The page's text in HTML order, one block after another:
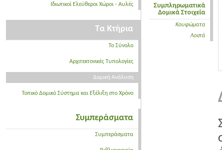
Ιδιωτικοί Ελεύθεροι Χώροι - Αυλές
Τα Κτήρια
Το Σύνολο
Αρχιτεκτονικές Τυπολογίες
Δομική Ανάλυση
Τοπικό Δομικό Σύστημα και Εξέλιξη στο Χρόνο
Συμπεράσματα
Συμπεράσματα
Συμπληρωματικά
Δομικά Στοιχεία
Κουφώματα
Λοιπά